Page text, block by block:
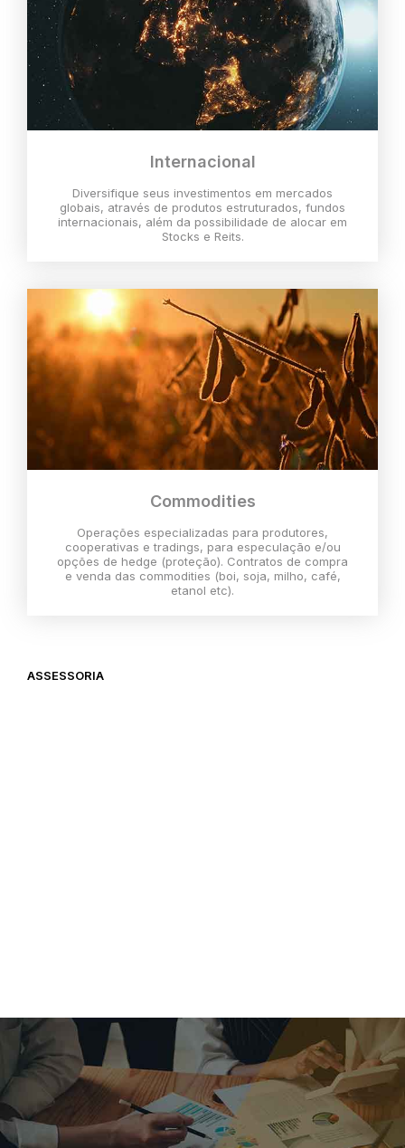
Internacional
Diversifique seus investimentos em mercados
globais, através de produtos estruturados, fundos
internacionais, além da possibilidade de alocar em
Stocks e Reits.
Commodities
Operações especializadas para produtores,
cooperativas e tradings, para especulação e/ou
opções de hedge (proteção). Contratos de compra
e venda das commodities (boi, soja, milho, café,
etanol etc).
ASSESSORIA